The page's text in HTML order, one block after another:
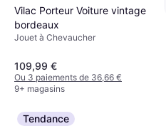
Vilac Porteur Voiture vintage
bordeaux
Jouet à Chevaucher
109,99 €
Ou 3 paiements de 36,66 €
9+ magasins
Tendance